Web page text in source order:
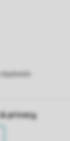
privacy